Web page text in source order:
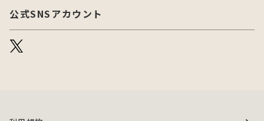
公式SNSアカウント